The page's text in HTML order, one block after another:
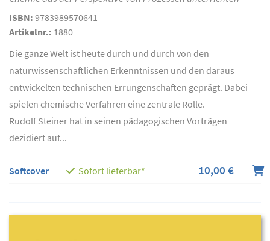
ISBN: 9783989570641
Artikelnr.: 1880
Die ganze Welt ist heute durch und durch von den
naturwissenschaftlichen Erkenntnissen und den daraus
entwickelten technischen Errungenschaften geprägt. Dabei
spielen chemische Verfahren eine zentrale Rolle.
Rudolf Steiner hat in seinen pädagogischen Vorträgen
dezidiert auf...
Softcover Sofort lieferbar* 10,00 €